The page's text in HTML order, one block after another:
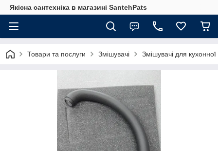
Якісна сантехніка в магазині SantehPats
Товари та послуги Змішувачі Змішувачі для